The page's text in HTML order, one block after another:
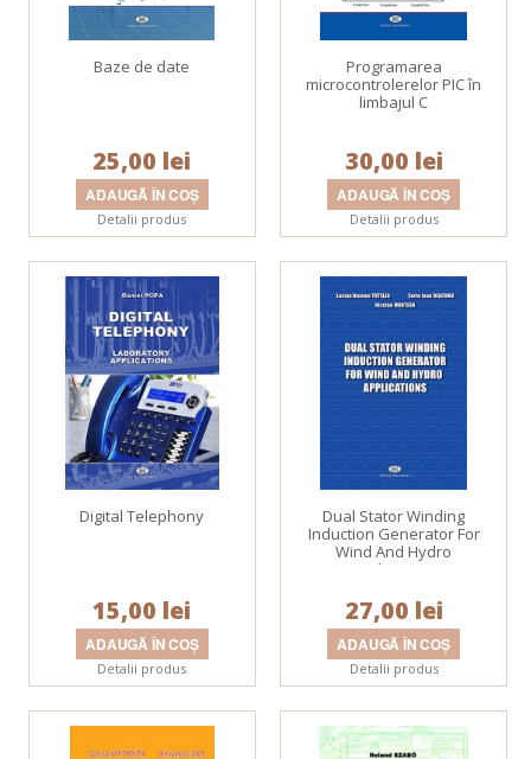
Baze de date
25,00 lei
Detalii produs
Programarea
microcontrolerelor PIC în
limbajul C
30,00 lei
Detalii produs
Digital Telephony
15,00 lei
Detalii produs
Dual Stator Winding
Induction Generator For
Wind And Hydro
Applications
27,00 lei
Detalii produs